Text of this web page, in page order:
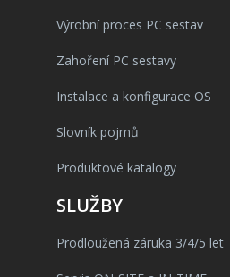
Výrobní proces PC sestav
Zahoření PC sestavy
Instalace a konfigurace OS
Slovník pojmů
Produktové katalogy
SLUŽBY
Prodloužená záruka 3/4/5 let